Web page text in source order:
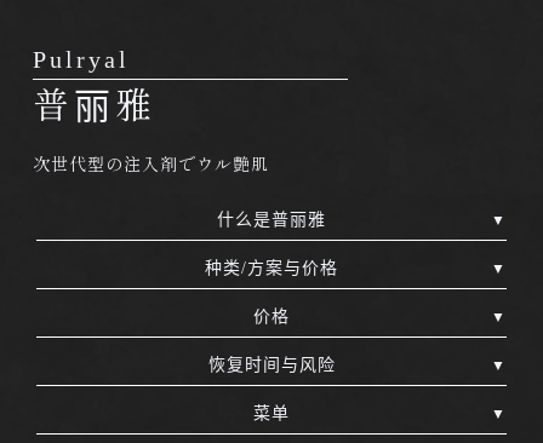
Pulryal
普丽雅
次世代型の注入剤でウル艶肌
什么是普丽雅
种类/方案与价格
价格
恢复时间与风险
菜单